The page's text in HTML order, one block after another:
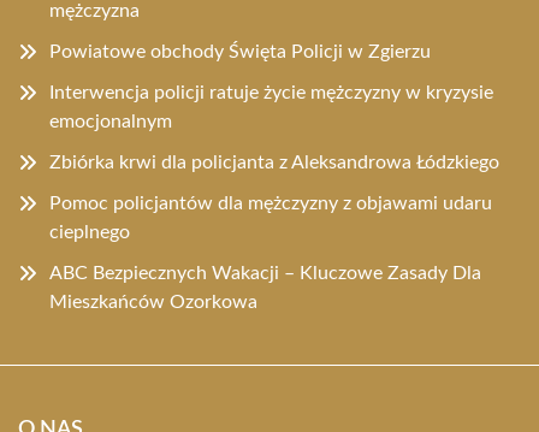
mężczyzna
Powiatowe obchody Święta Policji w Zgierzu
Interwencja policji ratuje życie mężczyzny w kryzysie
emocjonalnym
Zbiórka krwi dla policjanta z Aleksandrowa Łódzkiego
Pomoc policjantów dla mężczyzny z objawami udaru
cieplnego
ABC Bezpiecznych Wakacji – Kluczowe Zasady Dla
Mieszkańców Ozorkowa